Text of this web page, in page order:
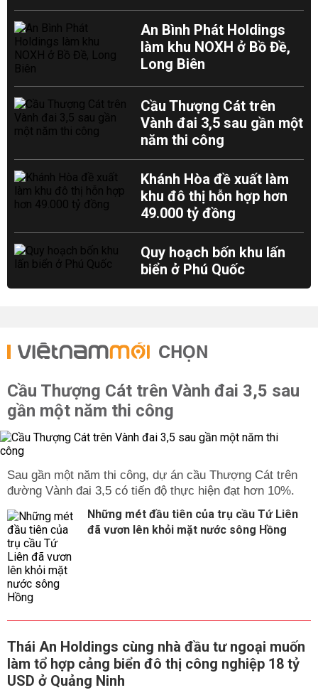
An Bình Phát Holdings
làm khu NOXH ở Bồ Đề,
Long Biên
Cầu Thượng Cát trên
Vành đai 3,5 sau gần một
năm thi công
Khánh Hòa đề xuất làm
khu đô thị hỗn hợp hơn
49.000 tỷ đồng
Quy hoạch bốn khu lấn
biển ở Phú Quốc
CHỌN
Cầu Thượng Cát trên Vành đai 3,5 sau
gần một năm thi công
Sau gần một năm thi công, dự án cầu Thượng Cát trên
đường Vành đai 3,5 có tiến độ thực hiện đạt hơn 10%.
Những mét đầu tiên của trụ cầu Tứ Liên
đã vươn lên khỏi mặt nước sông Hồng
Thái An Holdings cùng nhà đầu tư ngoại muốn
làm tổ hợp cảng biển đô thị công nghiệp 18 tỷ
USD ở Quảng Ninh